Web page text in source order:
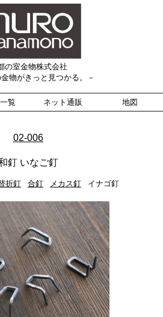
の室金物株式会社
物がきっと見つかる。－
覧 ネット通販 地図
02-006
釘 いなご釘
折釘 合釘 メカス釘 イナゴ釘